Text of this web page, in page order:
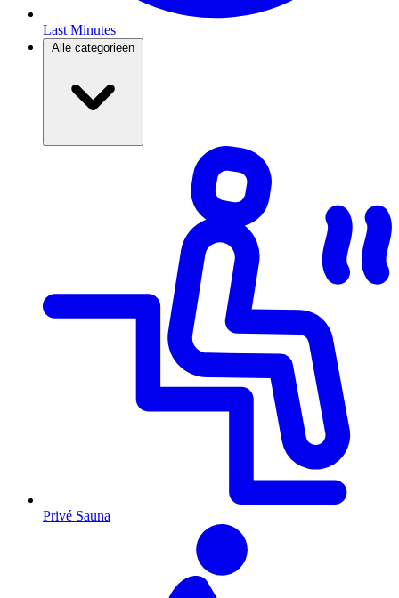
Last Minutes
Alle categorieën
Privé Sauna